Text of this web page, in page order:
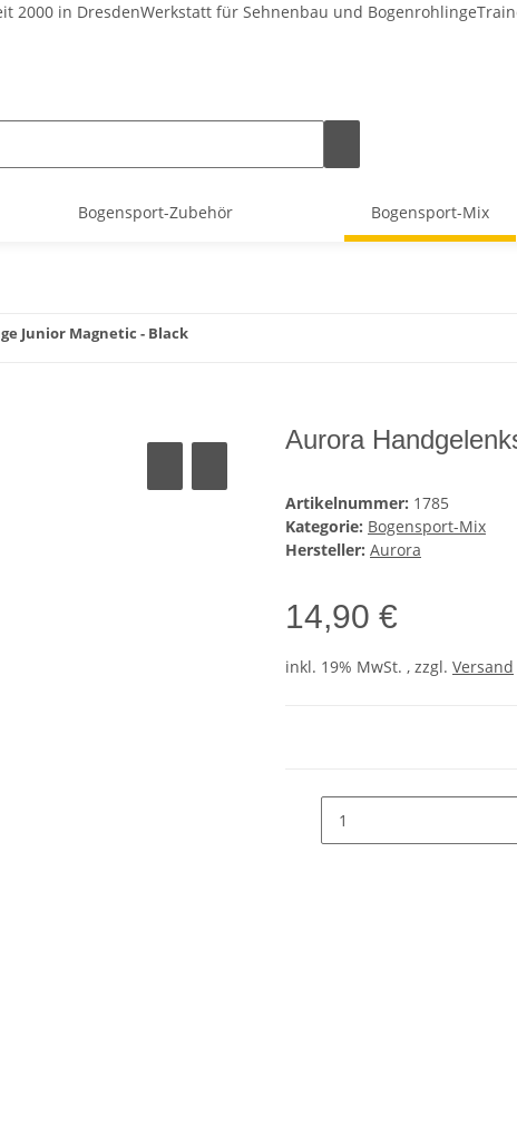
2000 in DresdenWerkstatt für Sehnenbau und Bogenrohlinge
Bogensport-Zubehör Bogensport-Mix
Junior Magnetic - Black
Aurora
Artikelnummer: 1785
Kategorie: Bogensport-Mix
Hersteller: Aurora
14,90 €
inkl. 19% MwSt. , zzgl. Versand